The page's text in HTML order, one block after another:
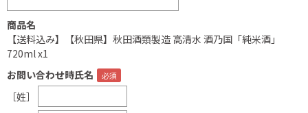
商品名
【送料込み】【秋田県】秋田酒類製造 高清水 酒乃国「純米酒」
720ml x1
お問い合わせ時氏名
［姓］